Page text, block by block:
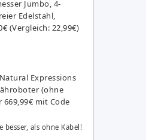
Jumbo, 4-
Edelstahl,
(Vergleich: 22,99€)
Natural Expressions
(ohne
669,99€ mit Code
besser, als ohne Kabel!